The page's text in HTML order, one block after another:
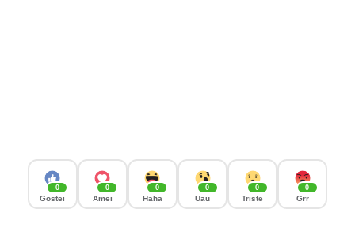
0
Gostei
0
Amei
0
Haha
0
Uau
0
Triste
0
Grr